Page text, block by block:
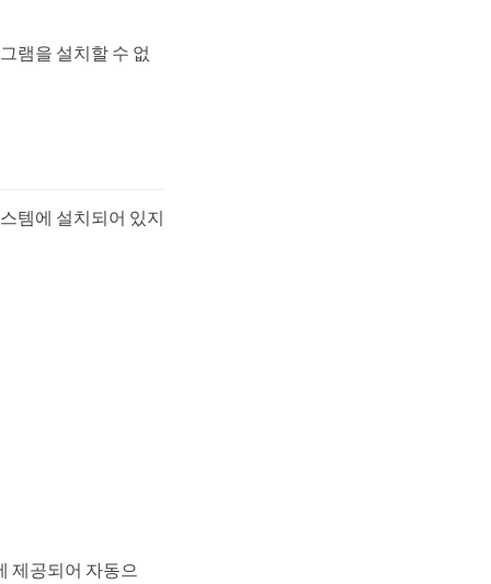
램을 설치할 수 없
템에 설치되어 있지
제공되어 자동으